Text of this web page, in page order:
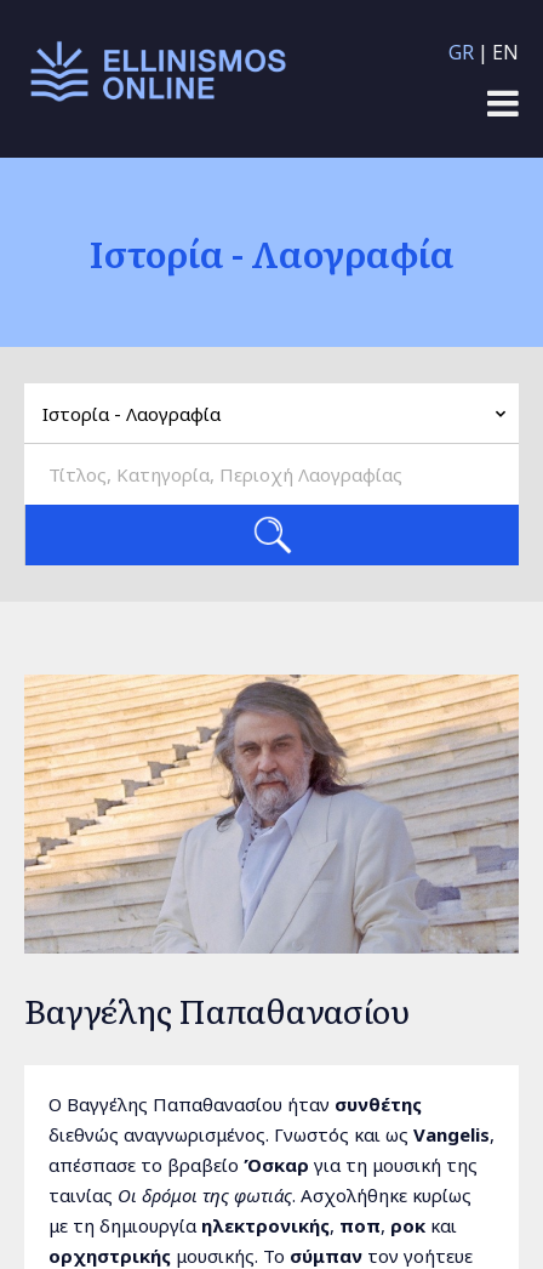
κυρίως περιεχόμενο
GR EN
Ιστορία - Λαογραφία
Βαγγέλης Παπαθανασίου
Ο Βαγγέλης Παπαθανασίου ήταν συνθέτης
διεθνώς αναγνωρισμένος. Γνωστός και ως Vangelis,
απέσπασε το βραβείο Όσκαρ για τη μουσική της
ταινίας Οι δρόμοι της φωτιάς. Ασχολήθηκε κυρίως
με τη δημιουργία ηλεκτρονικής, ποπ, ροκ και
ορχηστρικής μουσικής. Το σύμπαν τον γοήτευε